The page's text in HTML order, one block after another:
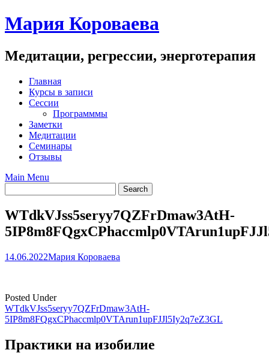
Skip
to
Мария Короваева
Медитации, регрессии, энерготерапия
Главная
Курсы в записи
Сессии
Программмы
Заметки
Медитации
Семинары
Отзывы
Main Menu
WTdkVJss5seryy7QZFrDmaw3AtH-
14.06.2022Мария Короваева
Posted Under
Post
navigation
WTdkVJss5seryy7QZFrDmaw3AtH-
5IP8m8FQgxCPhaccmlp0VTArun1upFJJl5Iy2q7eZ3GL
Практики на изобилие